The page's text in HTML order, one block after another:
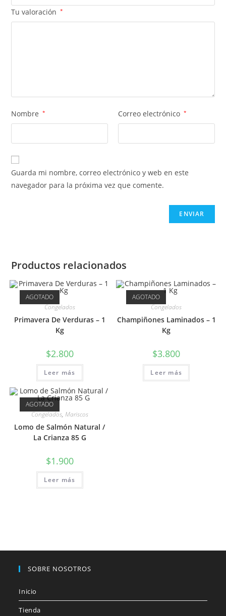
Tu valoración *
Nombre * Correo electrónico *
Guarda mi nombre, correo electrónico y web en este
navegador para la próxima vez que comente.
Productos relacionados
AGOTADO
Congelados
Primavera De Verduras – 1
Kg
$2.800
Leer más
AGOTADO
Congelados
Champiñones Laminados – 1
Kg
$3.800
Leer más
AGOTADO
Congelados, Mariscos
Lomo de Salmón Natural /
La Crianza 85 G
$1.900
Leer más
SOBRE NOSOTROS
Inicio
Tienda